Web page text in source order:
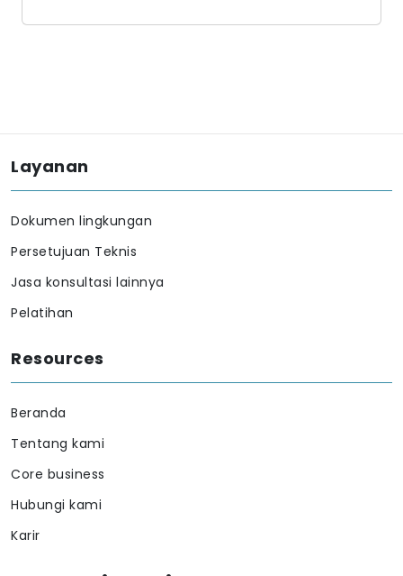
Hubungi kami
Persetujuan Teknis
Jasa konsultasi lainnya
Pelatihan
Resources
Core business
Hubungi kami
Karir